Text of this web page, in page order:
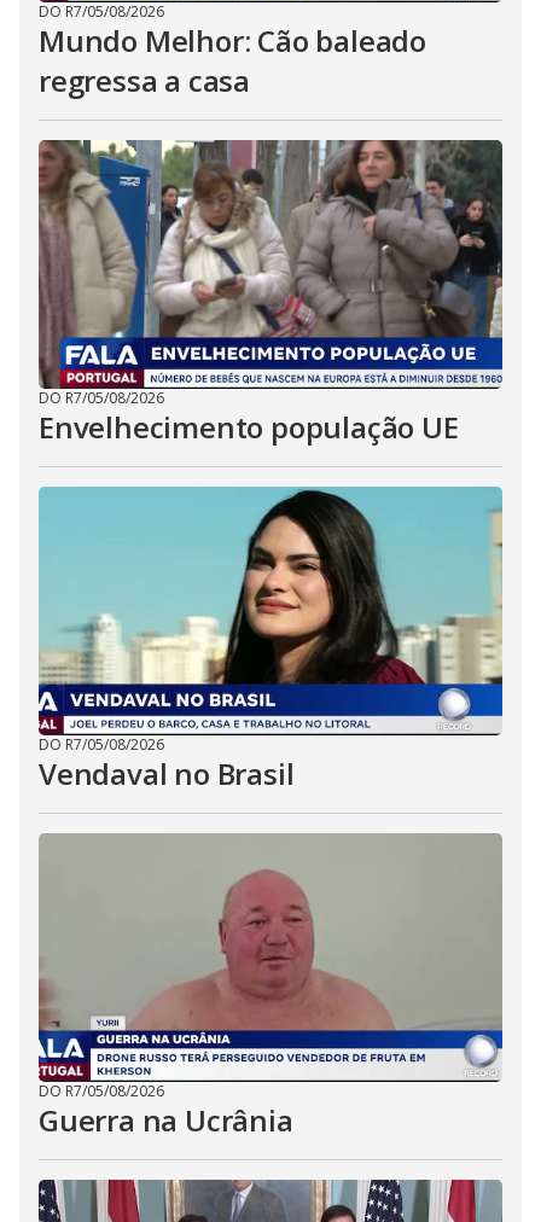
DO R7/05/08/2026
Mundo Melhor: Cão baleado
regressa a casa
DO R7/05/08/2026
Envelhecimento população UE
DO R7/05/08/2026
Vendaval no Brasil
DO R7/05/08/2026
Guerra na Ucrânia